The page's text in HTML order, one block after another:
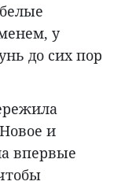
у
до сих пор
и
впервые